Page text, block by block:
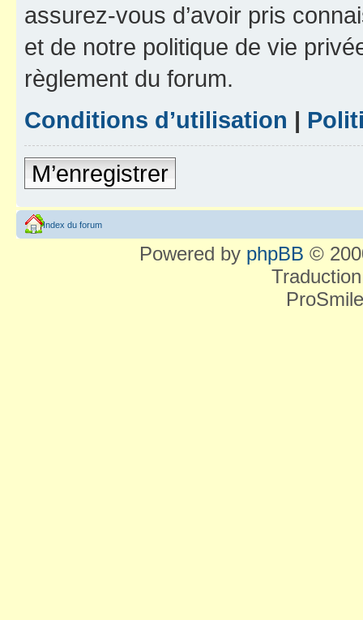
assurez-vous d’avoir pris
et de notre politique de vie
règlement du forum.
Conditions d’utilisation |
M’enregistrer
Index du forum
Powered by phpBB ©